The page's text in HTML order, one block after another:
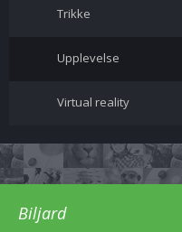
Trikke
Upplevelse
Virtual reality
Biljard